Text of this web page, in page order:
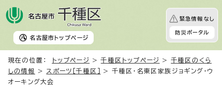
名古屋市 トップページ
緊急情報なし
防災ポータル
現在の位置： トップページ >千種区トップページ > 千種区のくら
しの情報
> スポーツ［千種区］
> 千種区・名東区家族ジョギング・ウ
オーキング大会